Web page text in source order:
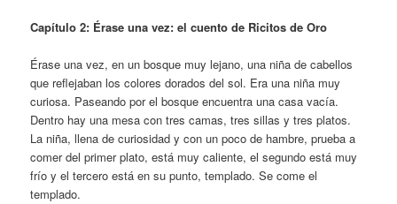
Capítulo 2: Érase una vez: el cuento de Ricitos de Oro
Érase una vez, en un bosque muy lejano, una niña de cabellos
que reflejaban los colores dorados del sol. Era una niña muy
curiosa. Paseando por el bosque encuentra una casa vacía.
Dentro hay una mesa con tres camas, tres sillas y tres platos.
La niña, llena de curiosidad y con un poco de hambre, prueba a
comer del primer plato, está muy caliente, el segundo está muy
frío y el tercero está en su punto, templado. Se come el
templado.